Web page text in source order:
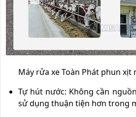
Máy rửa xe Toàn Phát phun xịt
Tự hút nước: Không cần
sử dụng thuận tiện hơn trong